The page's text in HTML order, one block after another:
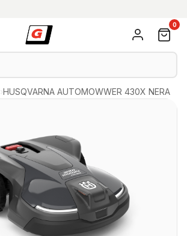
0
›HUSQVARNA AUTOMOWWER 430X NERA